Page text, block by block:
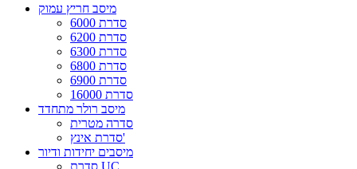
מיסב חריץ עמוק
סדרת 6000
סדרת 6200
סדרת 6300
סדרת 6800
סדרת 6900
סדרת 16000
מיסב רולר מתחדד
סדרה מטרית
סדרת אינץ'
מיסבים יחידות ודיור
סדרת UC